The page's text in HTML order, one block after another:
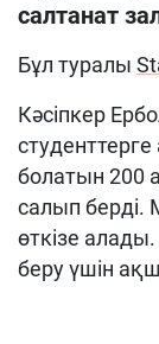
салтанат
Бұл туралы
Кәсіпкер
болатын 200
салып берді.
өткізе
беру үшін